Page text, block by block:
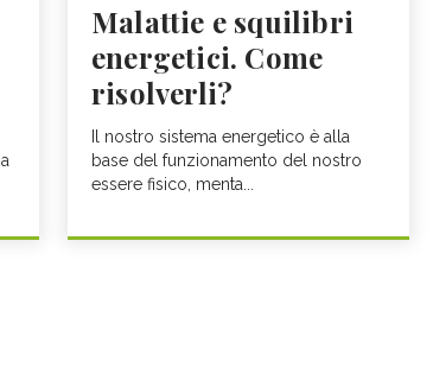
Malattie e squilibri
energetici. Come
risolverli?
Il nostro sistema energetico è alla
base del funzionamento del nostro
essere fisico, menta...